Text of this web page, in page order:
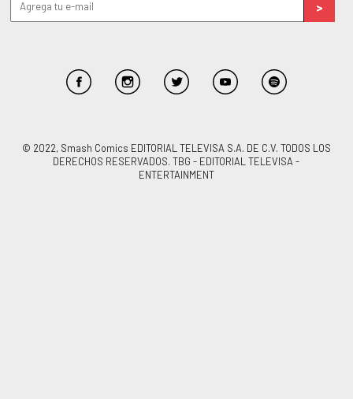
© 2022, Smash Comics EDITORIAL TELEVISA S.A. DE C.V. TODOS LOS
DERECHOS RESERVADOS. TBG - EDITORIAL TELEVISA -
ENTERTAINMENT